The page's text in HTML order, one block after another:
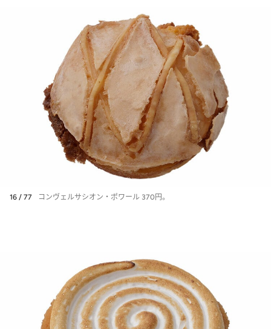
16 / 77 コンヴェルサシオン・ポワール 370円。